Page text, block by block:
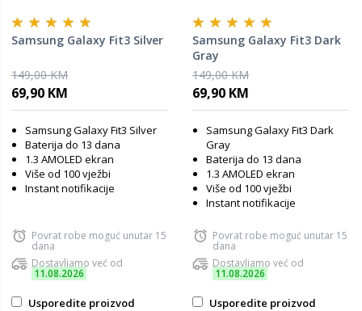
Samsung Galaxy Fit3 Silver
149,00 KM
69,90 KM
Samsung Galaxy Fit3 Silver
Baterija do 13 dana
1.3 AMOLED ekran
Više od 100 vježbi
Instant notifikacije
Povrat robe moguć unutar 15
dana
Dostavljamo već od
11.08.2026
Usporedite proizvod
Samsung Galaxy Fit3 Dark
Gray
149,00 KM
69,90 KM
Samsung Galaxy Fit3 Dark
Gray
Baterija do 13 dana
1.3 AMOLED ekran
Više od 100 vježbi
Instant notifikacije
Povrat robe moguć unutar 15
dana
Dostavljamo već od
11.08.2026
Usporedite proizvod